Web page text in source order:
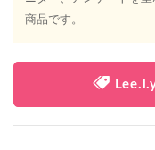
商品です。